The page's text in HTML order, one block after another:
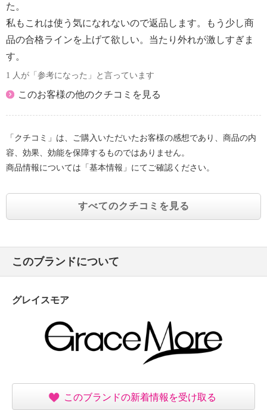
た。
私もこれは使う気になれないので返品します。もう少し商
品の合格ラインを上げて欲しい。当たり外れが激しすぎま
す。
1 人が「参考になった」と言っています
このお客様の他のクチコミを見る
「クチコミ」は、ご購入いただいたお客様の感想であり、商品の内
容、効果、効能を保障するものではありません。
商品情報については「基本情報」にてご確認ください。
すべてのクチコミを見る
このブランドについて
グレイスモア
このブランドの新着情報を受け取る